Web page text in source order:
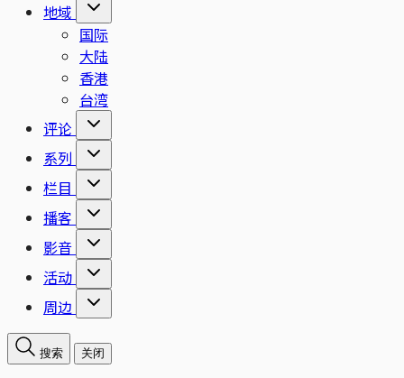
地域
国际
大陆
香港
台湾
评论
系列
栏目
播客
影音
活动
周边
搜索 关闭